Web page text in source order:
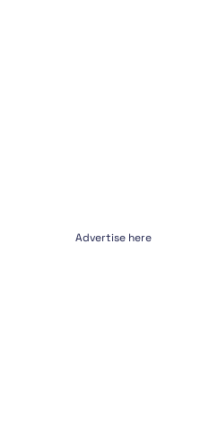
Advertise here